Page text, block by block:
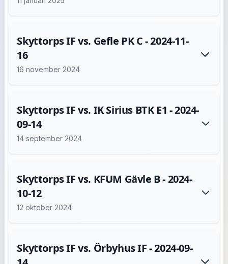
Skyttorps IF vs. Gefle PK C - 2024-11-
16
16 november 2024
Skyttorps IF vs. IK Sirius BTK E1 - 2024-
09-14
14 september 2024
Skyttorps IF vs. KFUM Gävle B - 2024-
10-12
12 oktober 2024
Skyttorps IF vs. Örbyhus IF - 2024-09-